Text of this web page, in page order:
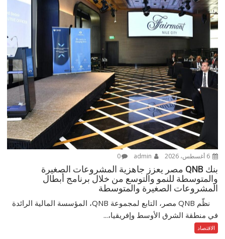
6 أغسطس، 2026 0
بنك QNB مصر يعزز جاهزية المشروعات الصغيرة
والمتوسطة للنمو والتوسع من خلال برنامج أبطال
المشروعات الصغيرة والمتوسطة
نظّم QNB مصر، التابع لمجموعة QNB، المؤسسة المالية الرائدة
في منطقة الشرق الأوسط وإفريقيا،...
الاقتصاد